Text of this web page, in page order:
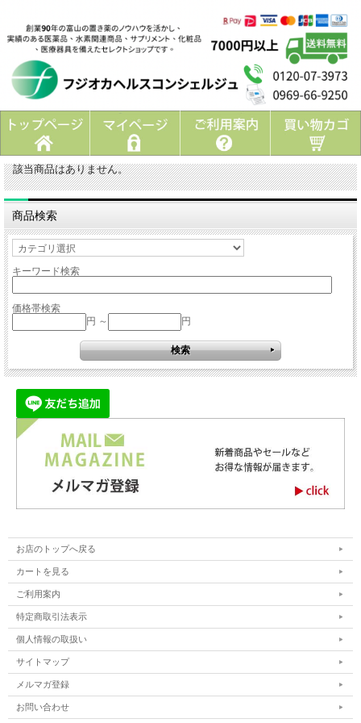
該当商品はありません。
商品検索
キーワード検索
価格帯検索
円 ～
円
お店のトップへ戻る
カートを見る
ご利用案内
特定商取引法表示
個人情報の取扱い
サイトマップ
メルマガ登録
お問い合わせ